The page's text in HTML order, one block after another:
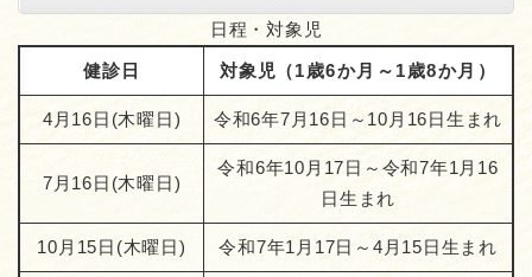
日程・対象児
健診日 対象児（1歳6か月～1歳8か月）
4月16日(木曜日) 令和6年7月16日～10月16日生まれ
7月16日(木曜日)
令和6年10月17日～令和7年1月16
日生まれ
10月15日(木曜日) 令和7年1月17日～4月15日生まれ